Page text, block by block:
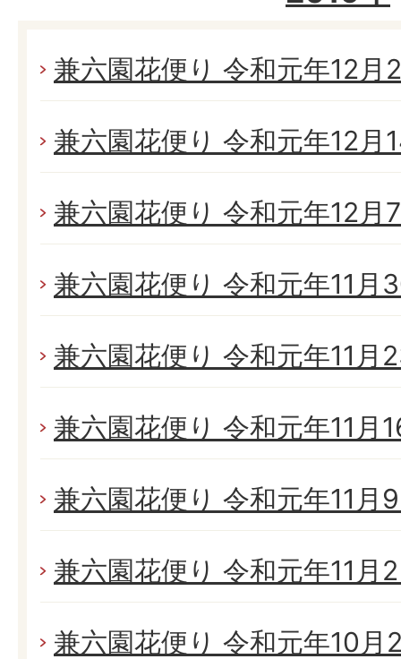
兼六園花便り 令和元年12月
兼六園花便り 令和元年12月
兼六園花便り 令和元年12月
兼六園花便り 令和元年11月
兼六園花便り 令和元年11月
兼六園花便り 令和元年11月
兼六園花便り 令和元年11月
兼六園花便り 令和元年11月
兼六園花便り 令和元年10